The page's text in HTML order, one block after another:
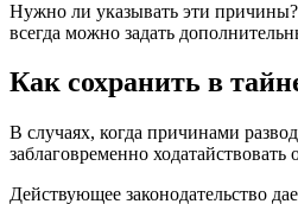
Нужно ли указывать эти
всегда можно задать
Как сохранить в
В случаях, когда причинами
заблаговременно
Действующее законодательство